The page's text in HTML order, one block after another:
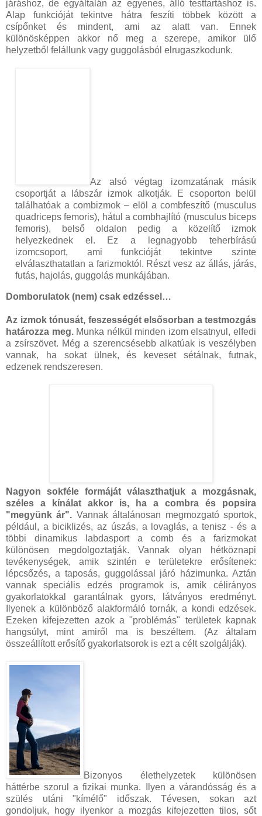
járáshoz, de egyáltalán az egyenes, álló testtartáshoz is.
Alap funkcióját tekintve hátra feszíti többek között a
csípőnket és mindent, ami az alatt van. Ennek
különösképpen akkor nő meg a szerepe, amikor ülő
helyzetből felállunk vagy guggolásból elrugaszkodunk.
Az alsó végtag izomzatának másik
csoportját a lábszár izmok alkotják. E csoporton belül
találhatóak a combizmok – elöl a combfeszítő (musculus
quadriceps femoris), hátul a combhajlító (musculus biceps
femoris), belső oldalon pedig a közelítő izmok
helyezkednek el. Ez a legnagyobb teherbírású
izomcsoport, ami funkcióját tekintve szinte
elválaszthatatlan a farizmoktól. Részt vesz az állás, járás,
futás, hajolás, guggolás munkájában.
Domborulatok (nem) csak edzéssel…
Az izmok tónusát, feszességét elsősorban a testmozgás
határozza meg.Munka nélkül minden izom elsatnyul, elfedi
a zsírszövet. Még a szerencsésebb alkatúak is veszélyben
vannak, ha sokat ülnek, és keveset sétálnak, futnak,
edzenek rendszeresen.
Nagyon sokféle formáját választhatjuk a mozgásnak,
széles a kínálat akkor is, ha a combra és popsira
"megyünk ár". Vannak általánosan megmozgató sportok,
például, a biciklizés, az úszás, a lovaglás, a tenisz - és a
többi dinamikus labdasport a comb és a farizmokat
különösen megdolgoztatják. Vannak olyan hétköznapi
tevékenységek, amik szintén e területekre erősítenek:
lépcsőzés, a taposás, guggolással járó házimunka. Aztán
vannak speciális edzés programok is, amik célirányos
gyakorlatokkal garantálnak gyors, látványos eredményt.
Ilyenek a különböző alakformáló tornák, a kondi edzések.
Ezeken kifejezetten azok a "problémás" területek kapnak
hangsúlyt, mint amiről ma is beszéltem. (Az általam
összeállított erősítő gyakorlatsorok is ezt a célt szolgálják).
Bizonyos élethelyzetek különösen
háttérbe szorul a fizikai munka. Ilyen a várandósság és a
szülés utáni "kímélő" időszak. Tévesen, sokan azt
gondoljuk, hogy ilyenkor a mozgás kifejezetten tilos, sőt